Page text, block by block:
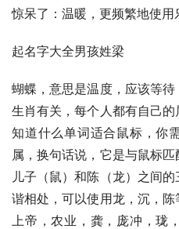
惊呆了：温暖，更频繁地使用
起名字大全男孩姓梁
蝴蝶，意思是温度，应该等
生肖有关，每个人都有自己
知道什么单词适合鼠标，你
属，换句话说，它是与鼠标
儿子（鼠）和陈（龙）之间
谐相处，可以使用龙，沉，陈
上帝，农业，龚，庞冲，珑